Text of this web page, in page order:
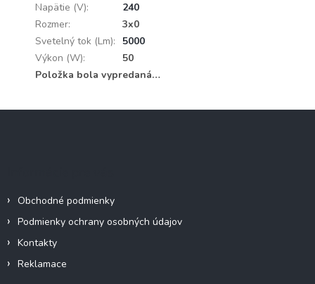
Napätie (V):
240
Rozmer:
3x0
Svetelný tok (Lm):
5000
Výkon (W):
50
Položka bola vypredaná…
Obchodné podmienky
Podmienky ochrany osobných údajov
Kontakty
Reklamace